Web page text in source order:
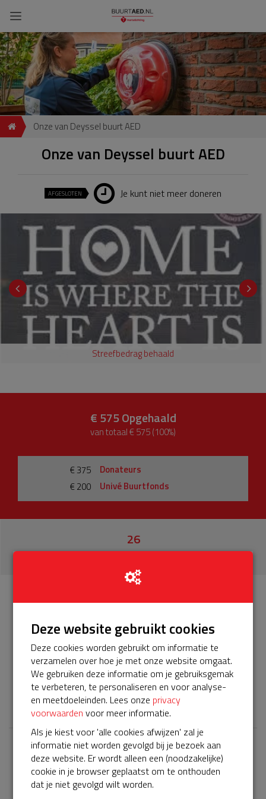
Onze van Deyssel buurt AED
Onze van Deyssel buurt AED
AFGESLOTEN Je kunt niet meer doneren
Streefbedrag behaald
€ 575Opgehaald
van totaal € 575 (100%)
€ 375
Donateurs
€ 200
Univé Buurtfonds
26
donaties
Het servicepakket van onze BuurtAED verloopt bijna en
moet worden verlengd, zodat onze AED gebruiksklaar
blijft. Help je mee? Doneer voor ons servicepakket!
𝕏
Laatste donaties
Bekijk alle
Deze website gebruikt cookies
Deze cookies worden gebruikt om informatie te
verzamelen over hoe je met onze website omgaat.
We gebruiken deze informatie om je gebruiksgemak
te verbeteren, te personaliseren en voor analyse-
en meetdoeleinden. Lees onze privacy
voorwaarden voor meer informatie.
Als je kiest voor 'alle cookies afwijzen' zal je
informatie niet worden gevolgd bij je bezoek aan
deze website. Er wordt alleen een (noodzakelijke)
cookie in je browser geplaatst om te onthouden
dat je niet gevolgd wilt worden.